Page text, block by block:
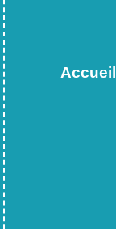
Accueil